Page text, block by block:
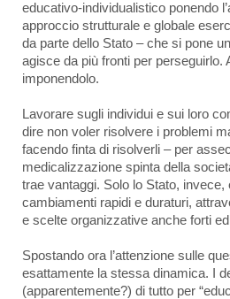
educativo-individualistico ponendo
approccio strutturale e globale
da parte dello Stato – che si pone
agisce da più fronti per perseguirlo.
imponendolo.
Lavorare sugli individui e sui loro
dire non voler risolvere i problemi
facendo finta di risolverli – per
medicalizzazione spinta della
trae vantaggi. Solo lo Stato, invece,
cambiamenti rapidi e duraturi,
e scelte organizzative anche forti
Spostando ora l’attenzione sulle
esattamente la stessa dinamica. I
(apparentemente?) di tutto per